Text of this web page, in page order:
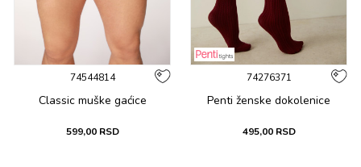
74544814
Classic muške gaćicе
599,00 RSD
74276371
Penti ženske dоkоlеnicе
495,00 RSD